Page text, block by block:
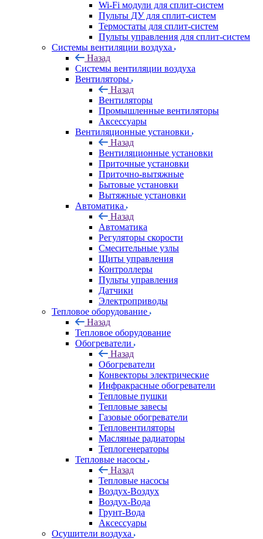
Wi-Fi модули для сплит-систем
Пульты ДУ для сплит-систем
Термостаты для сплит-систем
Пульты управления для сплит-систем
Системы вентиляции воздуха
Назад
Системы вентиляции воздуха
Вентиляторы
Назад
Вентиляторы
Промышленные вентиляторы
Аксессуары
Вентиляционные установки
Назад
Вентиляционные установки
Приточные установки
Приточно-вытяжные
Бытовые установки
Вытяжные установки
Автоматика
Назад
Автоматика
Регуляторы скорости
Смесительные узлы
Щиты управления
Контроллеры
Пульты управления
Датчики
Электроприводы
Тепловое оборудование
Назад
Тепловое оборудование
Обогреватели
Назад
Обогреватели
Конвекторы электрические
Инфракрасные обогреватели
Тепловые пушки
Тепловые завесы
Газовые обогреватели
Тепловентиляторы
Масляные радиаторы
Теплогенераторы
Тепловые насосы
Назад
Тепловые насосы
Воздух-Воздух
Воздух-Вода
Грунт-Вода
Аксессуары
Осушители воздуха